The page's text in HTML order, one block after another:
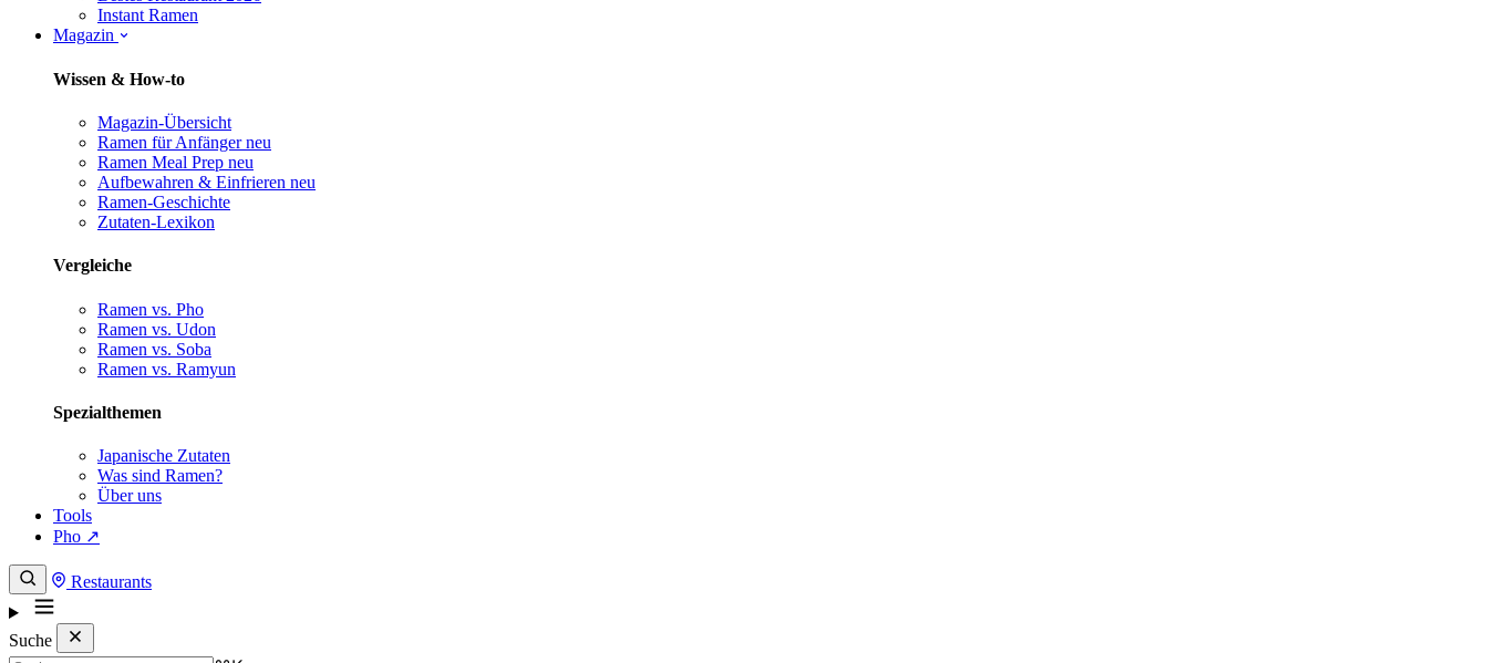
Instant Ramen
Magazin
Wissen & How-to
Magazin-Übersicht
Ramen für Anfänger neu
Ramen Meal Prep neu
Aufbewahren & Einfrieren neu
Ramen-Geschichte
Zutaten-Lexikon
Vergleiche
Ramen vs. Pho
Ramen vs. Udon
Ramen vs. Soba
Ramen vs. Ramyun
Spezialthemen
Japanische Zutaten
Was sind Ramen?
Über uns
Tools
Pho ↗
Restaurants
Suche